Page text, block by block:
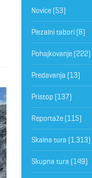
Novice(53)
Plezalni tabori(8)
Pohajkovanje(222)
Predavanja (13)
Pristop (137)
Reportaže(115)
Skalna tura (1.313)
Skupna tura (149)